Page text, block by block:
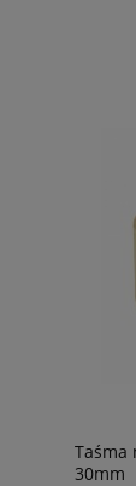
Taśma
30mm